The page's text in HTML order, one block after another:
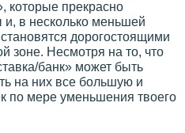
которые прекрасно
и, в несколько меньшей
дорогостоящими
зоне. Несмотря на то, что
банк» может быть
на них все большую и
мере уменьшения твоего